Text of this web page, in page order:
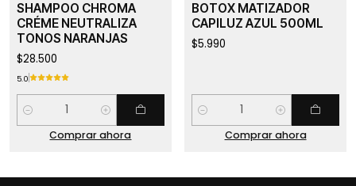
SHAMPOO CHROMA
CRÉME NEUTRALIZA
TONOS NARANJAS
$28.500
5.0
Cantidad
Comprar ahora
BOTOX MATIZADOR
CAPILUZ AZUL 500ML
$5.990
Cantidad
Comprar ahora